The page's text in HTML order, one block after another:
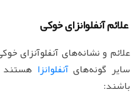
علائم آنفلوانزای خوکی
علائم و نشانه‌های آنفلوآنزای
سایر گونه‌هایآنفلوانزا هستند
باشند: